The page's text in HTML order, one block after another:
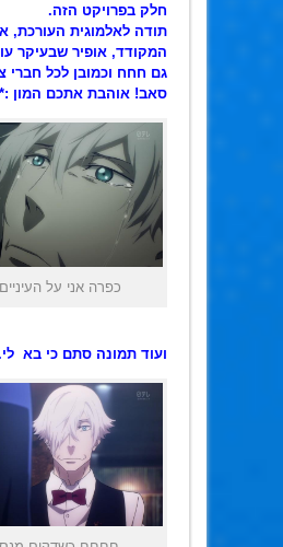
חלק בפרויקט הזה.
תודה לאלמוגית העורכת,
המקודד, אופיר שבעיקר
גם חחח וכמובן לכל חברי
סאב! אוהבת אתכם המון :*
כפרה אני על
ועוד תמונה סתם כי בא